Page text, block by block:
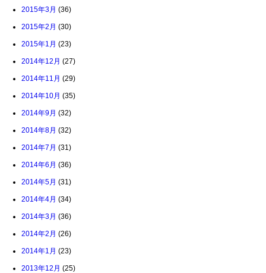
2015年3月 (36)
2015年2月 (30)
2015年1月 (23)
2014年12月 (27)
2014年11月 (29)
2014年10月 (35)
2014年9月 (32)
2014年8月 (32)
2014年7月 (31)
2014年6月 (36)
2014年5月 (31)
2014年4月 (34)
2014年3月 (36)
2014年2月 (26)
2014年1月 (23)
2013年12月 (25)